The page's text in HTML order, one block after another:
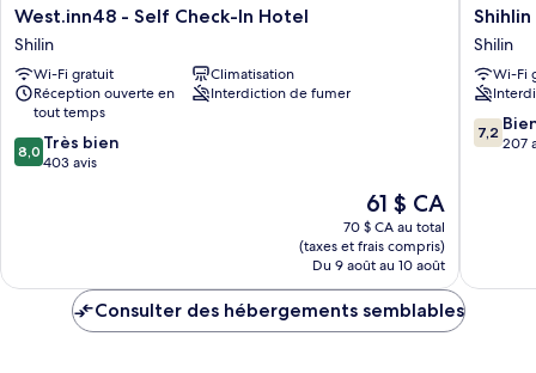
West.inn48
-
Self
Check-
In
Hotel
Shilin
West.inn48 - Self Check-In Hotel
Shilin
Wi-Fi gratuit
Climatisation
Réception ouverte en
tout temps
Interdiction de fumer
8.0
sur
8,0 Très bien
403 avis
Le
prix
est
de
61 $ CA
61 $ CA
70 $ CA au total
(taxes et frais compris)
Du 9 août au 10 août
Shihlin
Metro
Home
Shilin
Shilin
Wi-Fi
7.2
sur
7,2
207
Consulter des hébergements semblables